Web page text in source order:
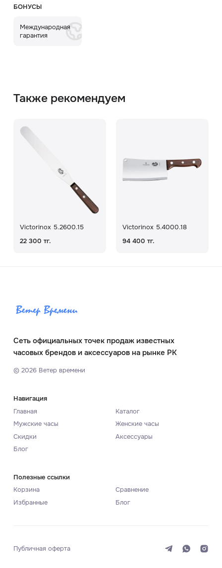
БОНУСЫ
Международная
гарантия
Также рекомендуем
Victorinox 5.2600.15
22 300 тг.
Victorinox 5.4000.18
94 400 тг.
Сеть официальных точек продаж известных
часовых брендов и аксессуаров на рынке РК
© 2026Ветер времени
Навигация
Главная
Каталог
Мужские часы
Женские часы
Скидки
Аксессуары
Блог
Полезные ссылки
Корзина
Сравнение
Избранные
Блог
Публичная оферта Светлая